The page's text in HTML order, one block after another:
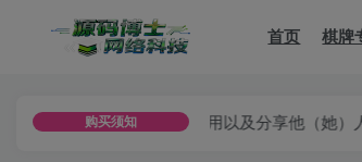
首页 棋牌
购买须知
于商用以及分享他（她）人，如用于违法用